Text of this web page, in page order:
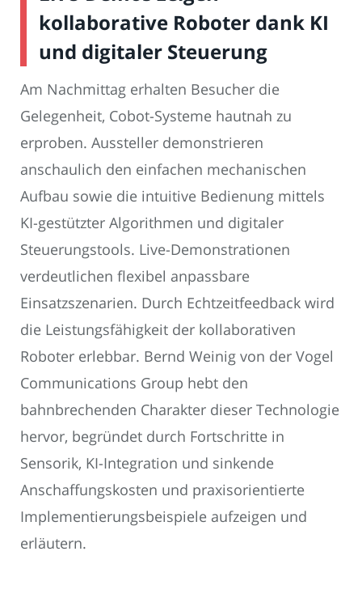
kollaborative Roboter dank KI
und digitaler Steuerung
Am Nachmittag erhalten Besucher die
Gelegenheit, Cobot-Systeme hautnah zu
erproben. Aussteller demonstrieren
anschaulich den einfachen mechanischen
Aufbau sowie die intuitive Bedienung mittels
KI-gestützter Algorithmen und digitaler
Steuerungstools. Live-Demonstrationen
verdeutlichen flexibel anpassbare
Einsatzszenarien. Durch Echtzeitfeedback wird
die Leistungsfähigkeit der kollaborativen
Roboter erlebbar. Bernd Weinig von der Vogel
Communications Group hebt den
bahnbrechenden Charakter dieser Technologie
hervor, begründet durch Fortschritte in
Sensorik, KI-Integration und sinkende
Anschaffungskosten und praxisorientierte
Implementierungsbeispiele aufzeigen und
erläutern.